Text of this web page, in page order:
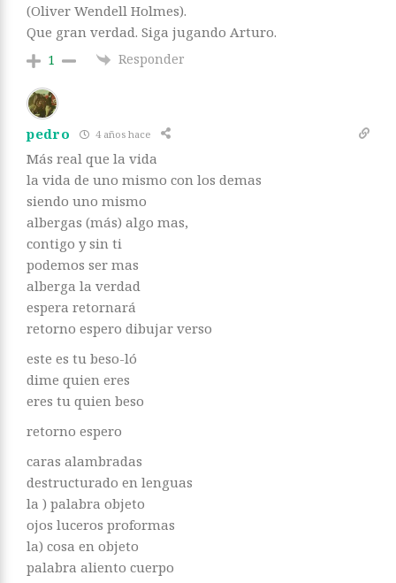
(Oliver Wendell Holmes).
Que gran verdad. Siga jugando Arturo.
1 Responder
pedro 4 años hace
Más real que la vida
la vida de uno mismo con los demas
siendo uno mismo
albergas (más) algo mas,
contigo y sin ti
podemos ser mas
alberga la verdad
espera retornará
retorno espero dibujar verso
este es tu beso-ló
dime quien eres
eres tu quien beso
retorno espero
caras alambradas
destructurado en lenguas
la ) palabra objeto
ojos luceros proformas
la) cosa en objeto
palabra aliento cuerpo